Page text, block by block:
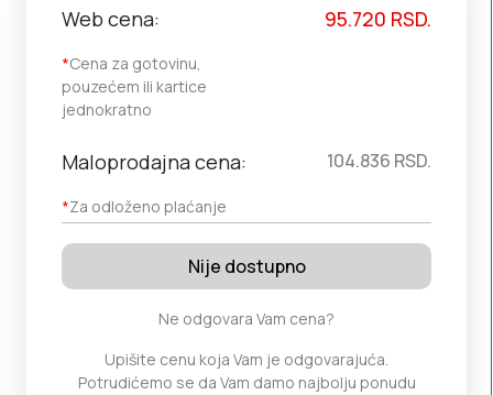
Web cena:
*Cena za gotovinu,
pouzećem ili kartice
jednokratno
95.720 RSD.
Maloprodajna cena:
*Za odloženo plaćanje
104.836 RSD.
Nije dostupno
Ne odgovara Vam cena?
Upišite cenu koja Vam je odgovarajuća.
Potrudićemo se da Vam damo najbolju ponudu